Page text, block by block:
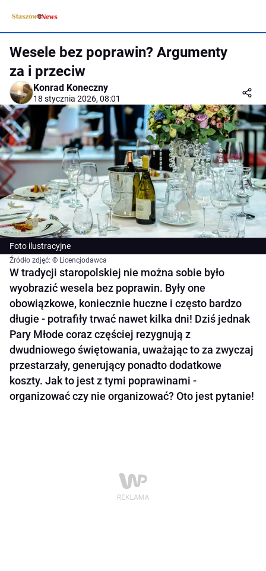
Wesele bez poprawin? Argumenty
za i przeciw
Konrad Koneczny
18 stycznia 2026, 08:01
Foto ilustracyjne
Źródło zdjęć: © Licencjodawca
W tradycji staropolskiej nie można sobie było
wyobrazić wesela bez poprawin. Były one
obowiązkowe, koniecznie huczne i często bardzo
długie - potrafiły trwać nawet kilka dni! Dziś jednak
Pary Młode coraz częściej rezygnują z
dwudniowego świętowania, uważając to za zwyczaj
przestarzały, generujący ponadto dodatkowe
koszty. Jak to jest z tymi poprawinami -
organizować czy nie organizować? Oto jest pytanie!